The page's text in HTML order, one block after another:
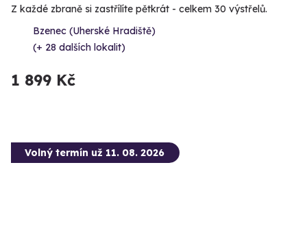
Z každé zbraně si zastřílíte pětkrát - celkem 30 výstřelů.
Bzenec (Uherské Hradiště)
(+ 28 dalších lokalit)
1 899 Kč
Volný termín už 11. 08. 2026